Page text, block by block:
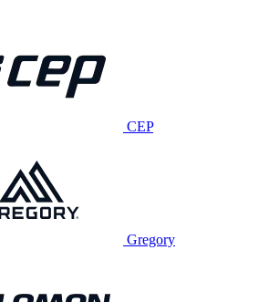
CEP
Gregory